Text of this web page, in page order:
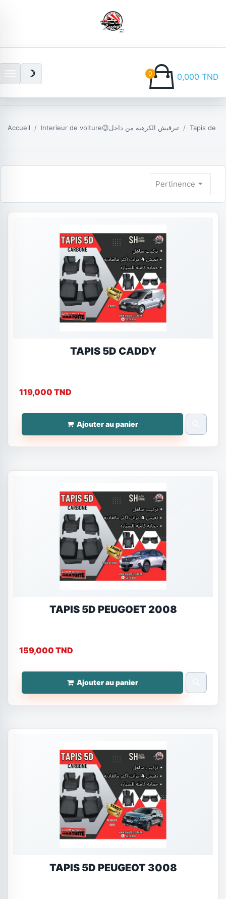
☽ 0,000 TND
0
Accueil Interieur de voiture😉تبرقيش الكرهبه من داخل
Pertinence arrow_drop_down
TAPIS 5D CADDY
119,000 TND
Ajouter au panier
TAPIS 5D PEUGOET 2008
159,000 TND
Ajouter au panier
TAPIS 5D PEUGEOT 3008